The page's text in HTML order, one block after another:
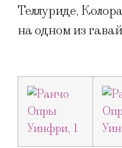
Теллуриде,
на одном из